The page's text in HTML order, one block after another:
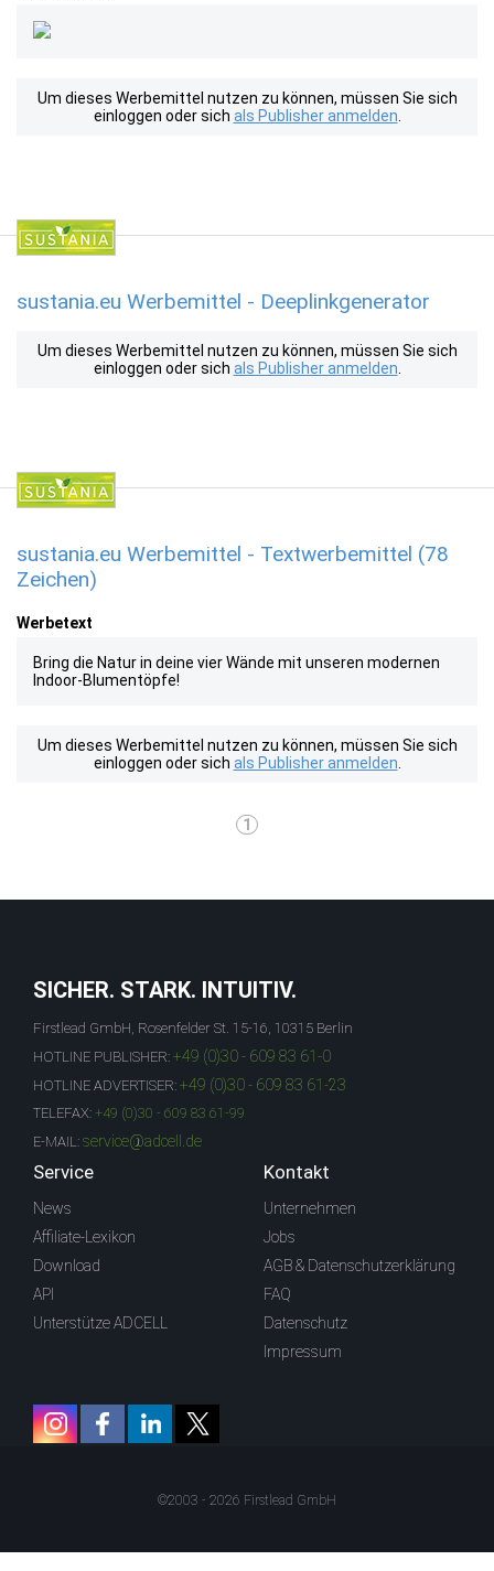
Um dieses Werbemittel nutzen zu können, müssen Sie sich
einloggen oder sich als Publisher anmelden
sustania.eu Werbemittel - Deeplinkgenerator
Um dieses Werbemittel nutzen zu können, müssen Sie sich
einloggen oder sich als Publisher anmelden
sustania.eu Werbemittel - Textwerbemittel (78
Zeichen)
Werbetext
Bring die Natur in deine vier Wände mit unseren modernen
Indoor-Blumentöpfe!
Um dieses Werbemittel nutzen zu können, müssen Sie sich
einloggen oder sich als Publisher anmelden
1
SICHER. STARK. INTUITIV.
Firstlead GmbH, Rosenfelder St. 15-16, 10315 Berlin
HOTLINE PUBLISHER: +49 (0)30 - 609 83 61-0
HOTLINE ADVERTISER: +49 (0)30 - 609 83 61-23
TELEFAX: +49 (0)30 - 609 83 61-99
E-MAIL: service@adcell.de
Service
News
Affiliate-Lexikon
Download
API
Unterstütze ADCELL
Kontakt
Unternehmen
Jobs
AGB & Datenschutzerklärung
FAQ
Datenschutz
Impressum
©2003 - 2026 Firstlead GmbH